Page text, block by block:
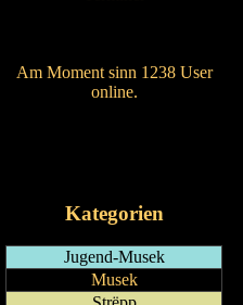
Am Moment sinn 1238 User
online.
Kategorien
Jugend-Musek
Musek